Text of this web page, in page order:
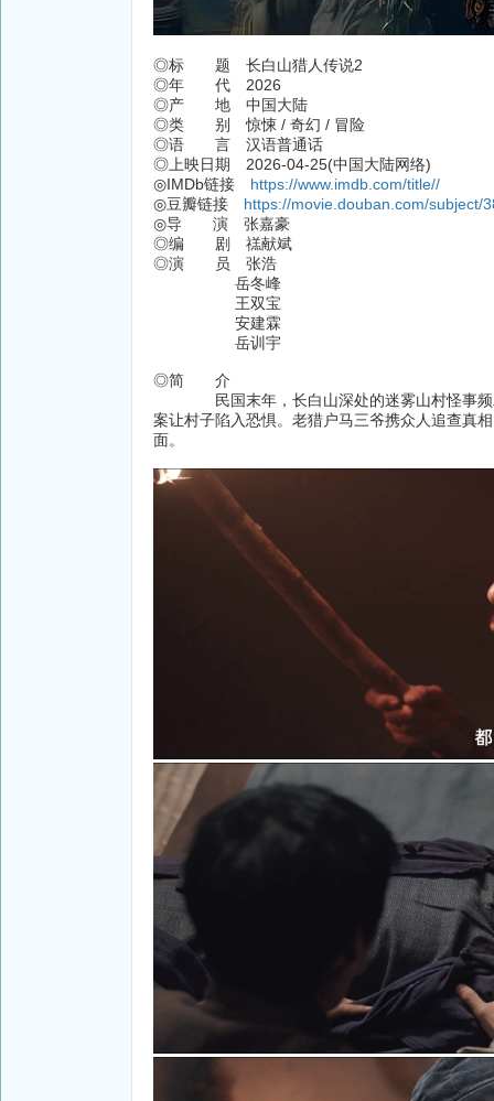
◎标 题 长白山猎人传说2
◎年 代 2026
◎产 地 中国大陆
◎类 别 惊悚 / 奇幻 / 冒险
◎语 言 汉语普通话
◎上映日期 2026-04-25(中国大陆网络)
◎IMDb链接 https://www.imdb.com/title//
◎豆瓣链接 https://movie.douban.com/subject/
◎导 演 张嘉豪
◎编 剧 禚献斌
◎演 员 张浩
岳冬峰
王双宝
安建霖
岳训宇
◎简 介
民国末年，长白山深处的迷雾山村怪事频发
案让村子陷入恐惧。老猎户马三爷携众人追查真
面。